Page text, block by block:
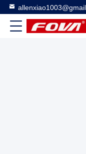
MIPI Interface Micro
Hexagon Color Pixel